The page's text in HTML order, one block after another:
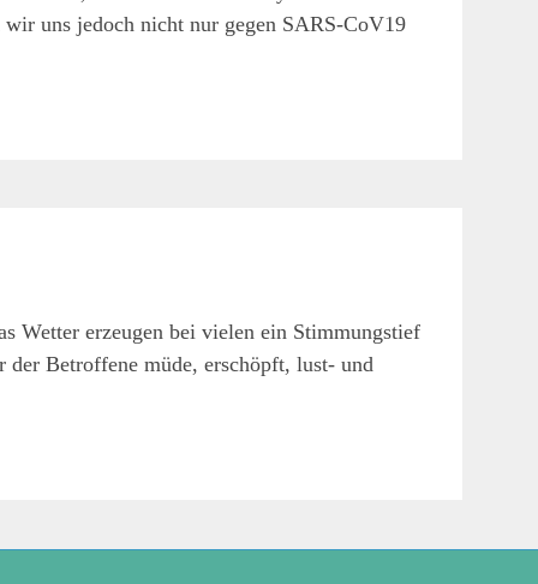
uns jedoch nicht nur gegen SARS-CoV19
Wetter erzeugen bei vielen ein Stimmungstief
der Betroffene müde, erschöpft, lust- und